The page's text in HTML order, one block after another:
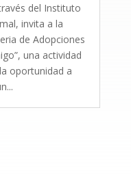
del Instituto
invita a la
de Adopciones
una actividad
oportunidad a